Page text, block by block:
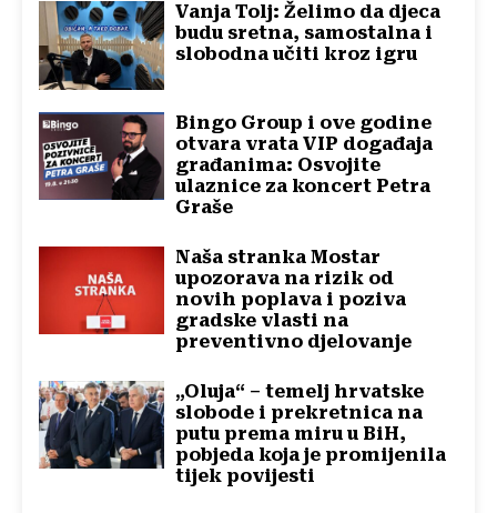
Vanja Tolj: Želimo da djeca
budu sretna, samostalna i
slobodna učiti kroz igru
Bingo Group i ove godine
otvara vrata VIP događaja
građanima: Osvojite
ulaznice za koncert Petra
Graše
Naša stranka Mostar
upozorava na rizik od
novih poplava i poziva
gradske vlasti na
preventivno djelovanje
„Oluja“ – temelj hrvatske
slobode i prekretnica na
putu prema miru u BiH,
pobjeda koja je promijenila
tijek povijesti